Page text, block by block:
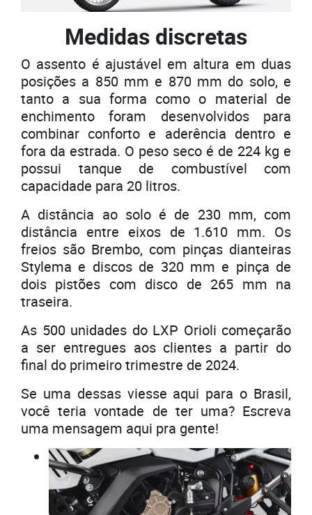
Medidas discretas
O assento é ajustável em altura em duas
posições a 850 mm e 870 mm do solo, e
tanto a sua forma como o material de
enchimento foram desenvolvidos para
combinar conforto e aderência dentro e
fora da estrada. O peso seco é de 224 kg e
possui tanque de combustível com
capacidade para 20 litros.
A distância ao solo é de 230 mm, com
distância entre eixos de 1.610 mm. Os
freios são Brembo, com pinças dianteiras
Stylema e discos de 320 mm e pinça de
dois pistões com disco de 265 mm na
traseira.
As 500 unidades do LXP Orioli começarão
a ser entregues aos clientes a partir do
final do primeiro trimestre de 2024.
Se uma dessas viesse aqui para o Brasil,
você teria vontade de ter uma? Escreva
uma mensagem aqui pra gente!